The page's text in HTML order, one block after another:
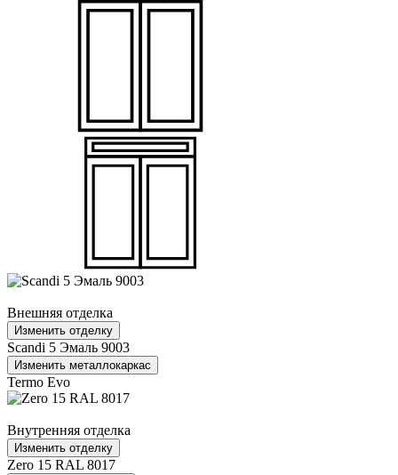
Внешняя отделка
Изменить отделку
Scandi 5 Эмаль 9003
Изменить металлокаркас
Termo Evo
Внутренняя отделка
Изменить отделку
Zero 15 RAL 8017